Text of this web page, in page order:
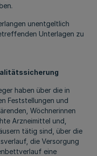
unentgeltlich
Unterlagen zu
haben über die in
Feststellungen und
Wöchnerinnen
Arzneimittel und,
tätig sind, über die
die Versorgung
eine